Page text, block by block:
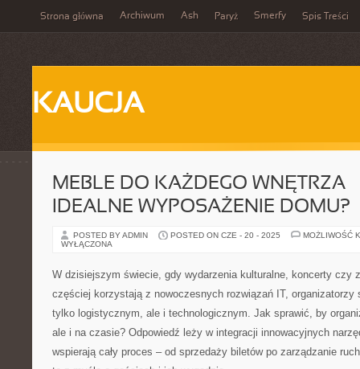
Strona główna Archiwum Ash Paryż Smerfy Spis Treści
KAUCJA
MEBLE DO KAŻDEGO WNĘTRZA
IDEALNE WYPOSAŻENIE DOMU?
POSTED BY ADMIN POSTED ON CZE - 20 - 2025
MOŻLIWOŚĆ
WYŁĄCZONA
W dzisiejszym świecie, gdy wydarzenia kulturalne, koncerty czy
częściej korzystają z nowoczesnych rozwiązań IT, organizatorzy
tylko logistycznym, ale i technologicznym. Jak sprawić, by
ale i na czasie? Odpowiedź leży w integracji innowacyjnych
wspierają cały proces – od sprzedaży biletów po zarządzanie